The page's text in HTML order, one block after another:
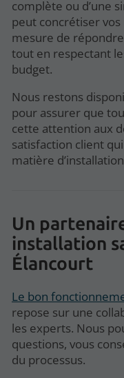
complète ou d’une
peut concrétiser
mesure de
tout en respectant
budget.
Nous restons
pour assurer que
cette attention aux
satisfaction client
matière
Un
installation
Élancourt
Le bon
repose sur une
les experts. Nous
questions, vous
du processus.